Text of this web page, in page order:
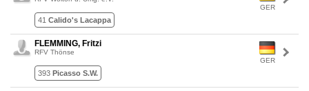
GER
41 Calido's Lacappa
GER
FLEMMING, Fritzi
RFV Thönse
393 Picasso S.W.